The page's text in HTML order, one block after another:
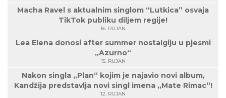
Macha Ravel s aktualnim singlom “Lutkica” osvaja
TikTok publiku diljem regije!
16. RUJAN
Lea Elena donosi after summer nostalgiju u pjesmi
„Azurno“
15. RUJAN
Nakon singla „Plan“ kojim je najavio novi album,
Kandžija predstavlja novi singl imena „Mate Rimac“!
12. RUJAN